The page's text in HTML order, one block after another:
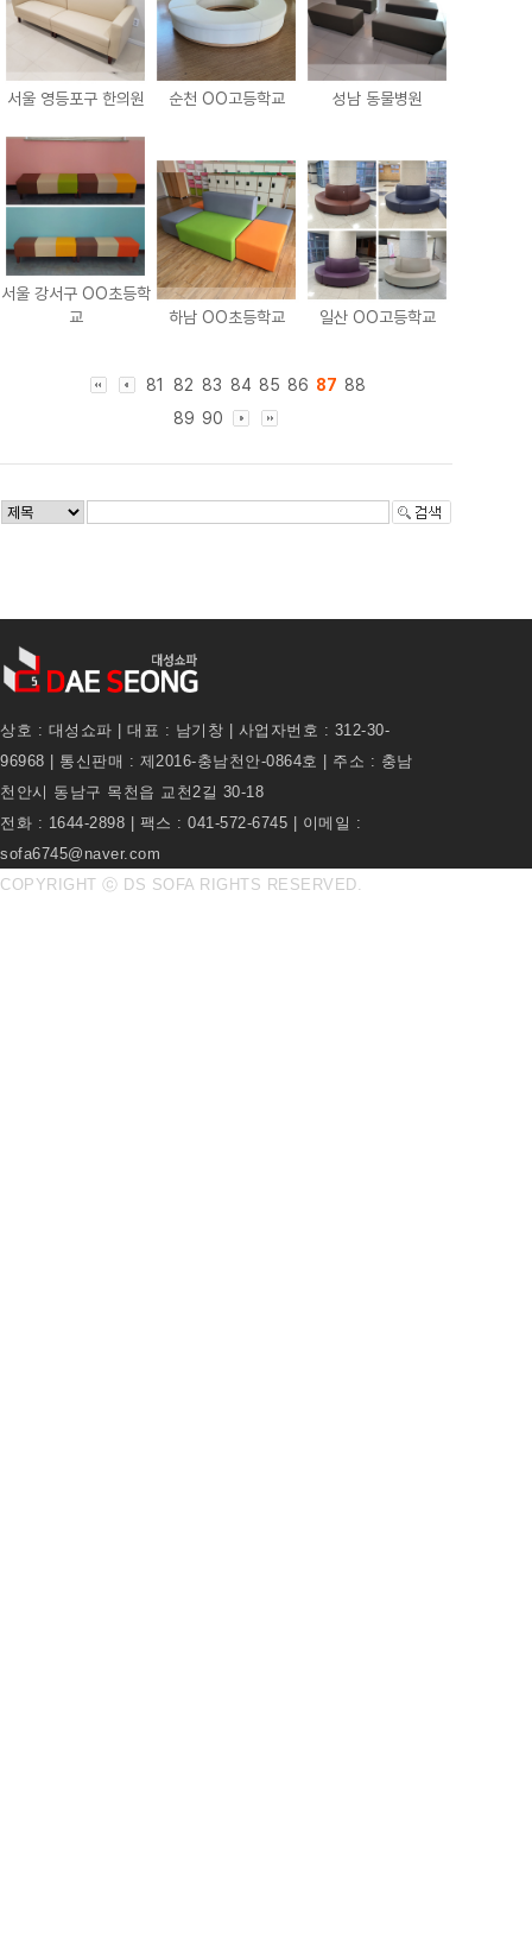
서울 영등포구 한의원 순천 OO고등학교 성남 동물병원
서울 강서구 OO초등학
교
하남 OO초등학교 일산 OO고등학교
81 82 83 84 85 86 87 88
89 90
상호 : 대성쇼파 | 대표 : 남기창 | 사업자번호 : 312-30-
96968 | 통신판매 : 제2016-충남천안-0864호 | 주소 : 충남
천안시 동남구 목천읍 교천2길 30-18
전화 : 1644-2898 | 팩스 : 041-572-6745 | 이메일 :
sofa6745@naver.com
COPYRIGHT ⓒ DS SOFA RIGHTS RESERVED.